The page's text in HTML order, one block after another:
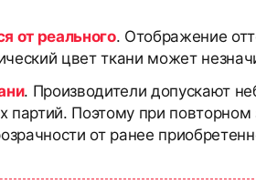
от реального. Отображение
цвет ткани может
. Производители допускают
партий. Поэтому при
от ранее